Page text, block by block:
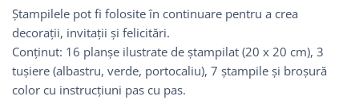
Ștampilele pot fi folosite în continuare pentru a crea
decorații, invitații și felicitări.
Conținut: 16 planșe ilustrate de ștampilat (20 x 20 cm), 3
tușiere (albastru, verde, portocaliu), 7 ștampile și broșură
color cu instrucțiuni pas cu pas.